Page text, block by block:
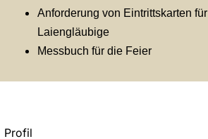
Anforderung von Eintrittskarten für
Laiengläubige
Messbuch für die Feier
Profil